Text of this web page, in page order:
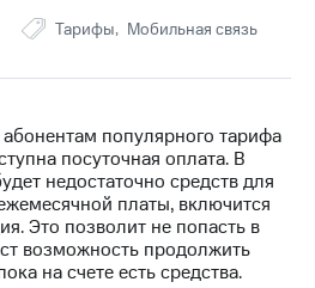
Тарифы Мобильная связь
популярного тарифа
посуточная оплата. В
недостаточно средств для
платы, включится
Это позволит не попасть в
возможность продолжить
на счете есть средства.